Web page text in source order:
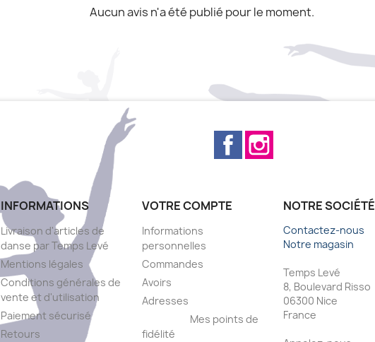
Aucun avis n'a été publié pour le moment.
Facebook
INFORMATIONS
Livraison d'articles de
danse par Temps Levé
Mentions légales
Conditions générales de
vente et d'utilisation
Paiement sécurisé
Retours
VOTRE COMPTE
Informations
personnelles
Commandes
Avoirs
Adresses
Mes points de
fidélité
NOTRE SOCIÉTÉ
Contactez-nous
Notre magasin
Temps Levé
8, Boulevard Risso
06300 Nice
France